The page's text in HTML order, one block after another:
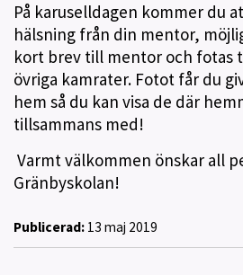
På karuselldagen kommer du
hälsning från din mentor,
kort brev till mentor och fotas
övriga kamrater. Fotot får du
hem så du kan visa de där
tillsammans med!
Varmt välkommen önskar all
Gränbyskolan!
Publicerad: 13 maj 2019